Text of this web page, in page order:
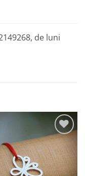
de luni
Adaugă
Favorite